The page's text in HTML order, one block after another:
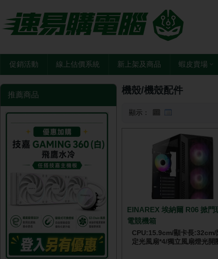
促銷活動 線上估價系統 新上架及商品 蝦皮賣場
推薦商品 機殼/機殼配件
顯示：
EINAREX 埃納爾 R06 掀門
電競機箱
CPU:15.9cm/顯卡長:32cm/
定光風扇*4/獨立風扇燈光開